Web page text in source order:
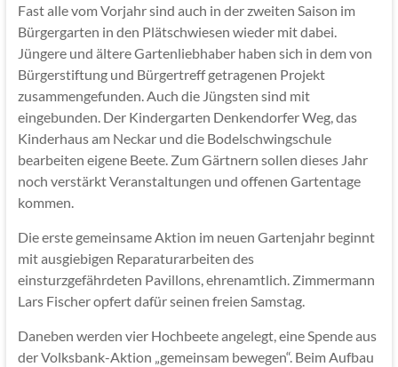
Fast alle vom Vorjahr sind auch in der zweiten Saison im
Bürgergarten in den Plätschwiesen wieder mit dabei.
Jüngere und ältere Gartenliebhaber haben sich in dem von
Bürgerstiftung und Bürgertreff getragenen Projekt
zusammengefunden. Auch die Jüngsten sind mit
eingebunden. Der Kindergarten Denkendorfer Weg, das
Kinderhaus am Neckar und die Bodelschwingschule
bearbeiten eigene Beete. Zum Gärtnern sollen dieses Jahr
noch verstärkt Veranstaltungen und offenen Gartentage
kommen.
Die erste gemeinsame Aktion im neuen Gartenjahr beginnt
mit ausgiebigen Reparaturarbeiten des
einsturzgefährdeten Pavillons, ehrenamtlich. Zimmermann
Lars Fischer opfert dafür seinen freien Samstag.
Daneben werden vier Hochbeete angelegt, eine Spende aus
der Volksbank-Aktion „gemeinsam bewegen“. Beim Aufbau